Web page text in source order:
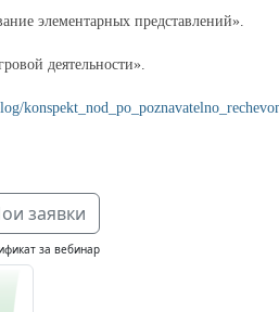
элементарных представлений».
деятельности».
заявки
за вебинар